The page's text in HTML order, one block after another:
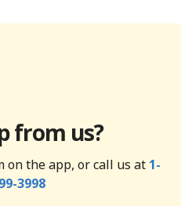
from us?
on the app, or call us at 1-
3998